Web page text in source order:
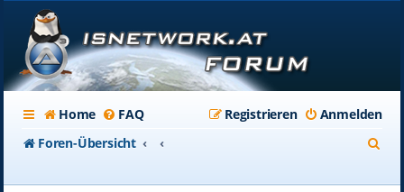
Home FAQ Anmelden
Registrieren
Foren-Übersicht